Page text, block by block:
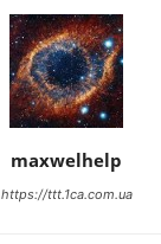
maxwelhelp
https://ttt.1ca.com.ua